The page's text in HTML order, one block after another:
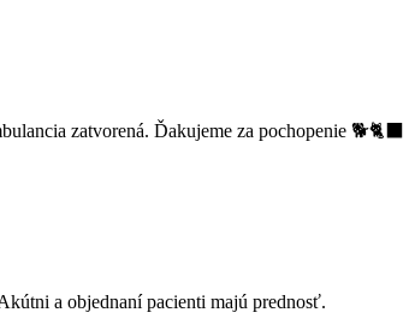
zatvorená. Ďakujeme za pochopenie 🐕🐈‍⬛
a objednaní pacienti majú prednosť.